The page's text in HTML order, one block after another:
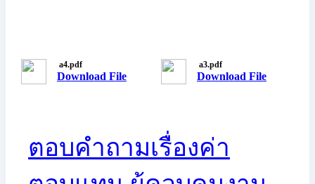
a4.pdf
Download File
a3.pdf
Download File
ตอบคำถามเรื่องค่า